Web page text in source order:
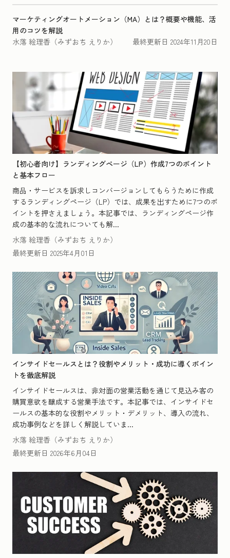
マーケティングオートメーション（MA）とは？概要や機能、活
用のコツを解説
水落 絵理香（みずおち えりか）
最終更新日 2024年11月20日
【初心者向け】ランディングページ（LP）作成7つのポイント
と基本フロー
商品・サービスを訴求しコンバージョンしてもらうために作成
するランディングページ（LP）では、成果を出すために7つのポ
イントを押さえましょう。本記事では、ランディングページ作
成の基本的な流れについても解...
水落 絵理香（みずおち えりか）
最終更新日 2025年4月01日
インサイドセールスとは？役割やメリット・成功に導くポイン
トを徹底解説
インサイドセールスは、非対面の営業活動を通じて見込み客の
購買意欲を醸成する営業手法です。本記事では、インサイドセ
ールスの基本的な役割やメリット・デメリット、導入の流れ、
成功事例などを詳しく解説していま...
水落 絵理香（みずおち えりか）
最終更新日 2026年6月04日